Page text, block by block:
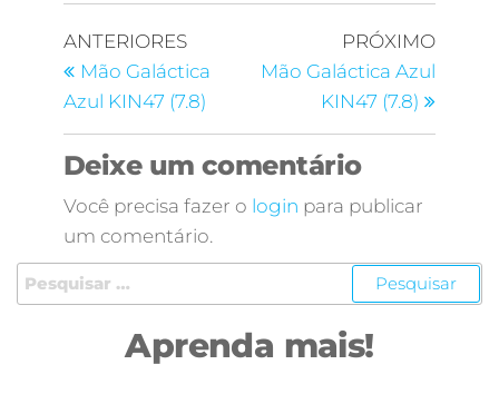
ANTERIORES
Mão Galáctica
Azul KIN47 (7.8)
PRÓXIMO
Mão Galáctica Azul
KIN47 (7.8)
Deixe um comentário
Você precisa fazer o login para publicar
um comentário.
Aprenda mais!